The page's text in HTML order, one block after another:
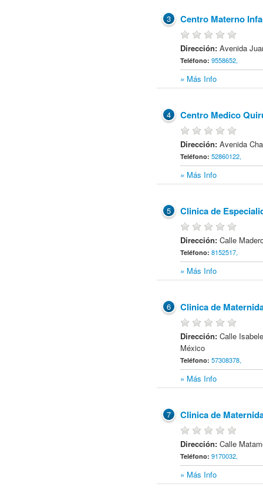
3 Centro Materno
Dirección:Avenida
Teléfono:9558652,
» Más Info
4 Centro Medico
Dirección:Avenida
Teléfono:52860122,
» Más Info
5 Clinica de
Dirección:Calle
Teléfono:8152517,
» Más Info
6 Clinica de
Dirección:Calle
México
Teléfono:57308378,
» Más Info
7 Clinica de
Dirección:Calle
Teléfono:9170032,
» Más Info